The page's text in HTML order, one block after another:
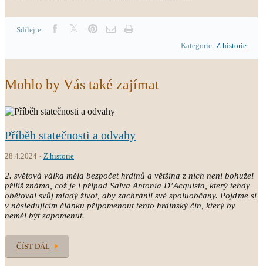
Sdílejte:
Kategorie: Z historie
Mohlo by Vás také zajímat
Příběh statečnosti a odvahy
28.4.2024 Z historie
2. světová válka měla bezpočet hrdinů a většina z nich není bohužel
příliš známa, což je i případ Salva Antonia D’Acquista, který tehdy
obětoval svůj mladý život, aby zachránil své spoluobčany. Pojďme si
v následujícím článku připomenout tento hrdinský čin, který by
neměl být zapomenut.
ČÍST DÁL